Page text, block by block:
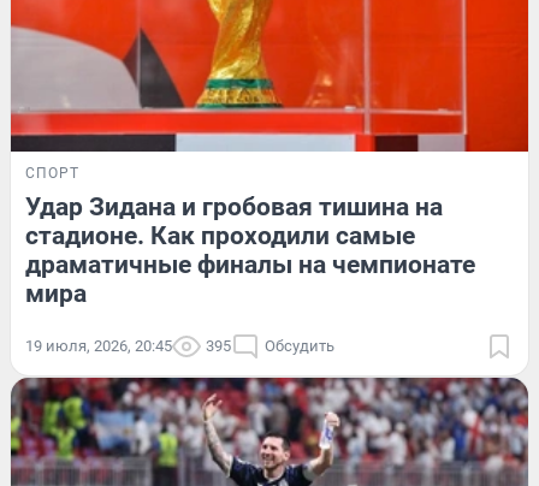
СПОРТ
Удар Зидана и гробовая тишина на
стадионе. Как проходили самые
драматичные финалы на чемпионате
мира
19 июля, 2026, 20:45 395 Обсудить